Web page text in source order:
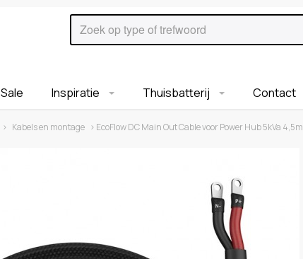
Sale Inspiratie Thuisbatterij Contact
› Kabels en montage › EcoFlow DC Main Out Cable voor Power Hub 5kVa 4,5m